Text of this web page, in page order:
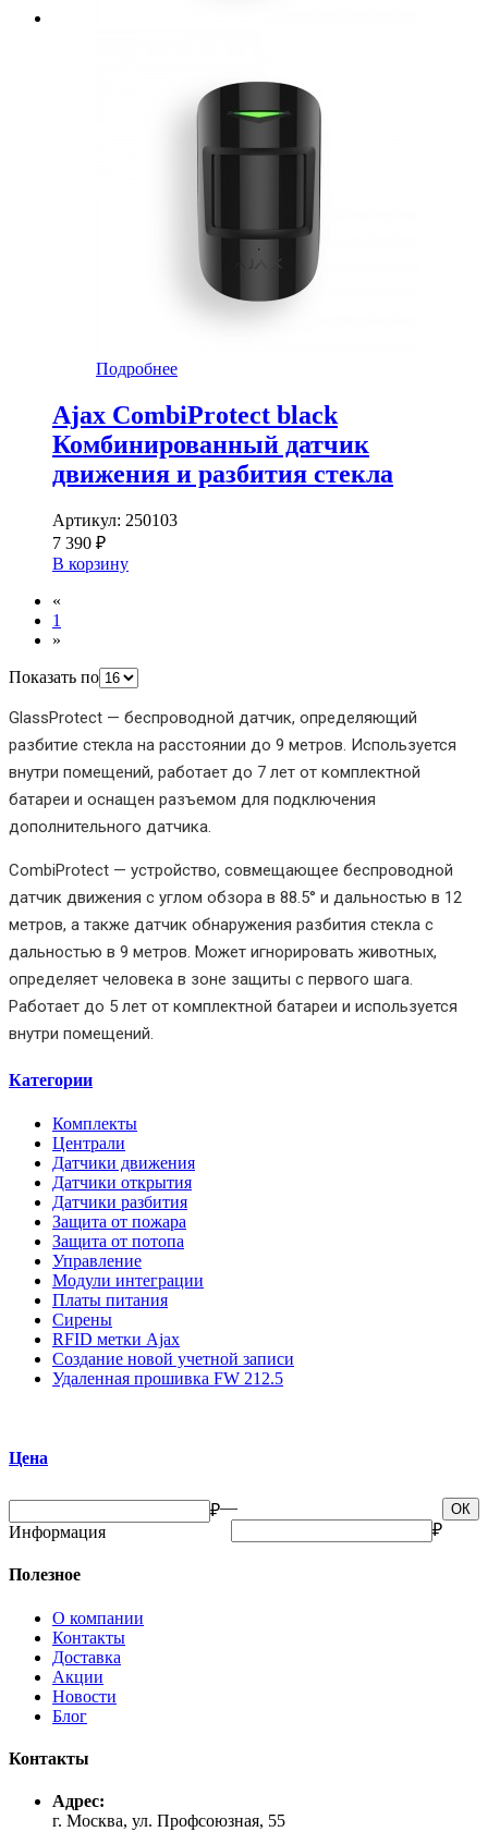
Подробнее
Ajax CombiProtect black
Комбинированный датчик
движения и разбития стекла
Артикул: 250103
7 390 ₽
В корзину
«
1
»
Показать по
GlassProtect — беспроводной датчик, определяющий
разбитие стекла на расстоянии до 9 метров. Используется
внутри помещений, работает до 7 лет от комплектной
батареи и оснащен разъемом для подключения
дополнительного датчика.
CombiProtect — устройство, совмещающее беспроводной
датчик движения с углом обзора в 88.5° и дальностью в 12
метров, а также датчик обнаружения разбития стекла с
дальностью в 9 метров. Может игнорировать животных,
определяет человека в зоне защиты с первого шага.
Работает до 5 лет от комплектной батареи и используется
внутри помещений.
Категории
Комплекты
Централи
Датчики движения
Датчики открытия
Датчики разбития
Защита от пожара
Защита от потопа
Управление
Модули интеграции
Платы питания
Сирены
RFID метки Ajax
Создание новой учетной записи
Удаленная прошивка FW 212.5
Цена
₽— ОК
₽
Информация
Полезное
О компании
Контакты
Доставка
Акции
Новости
Блог
Контакты
Адрес:
г. Москва, ул. Профсоюзная, 55